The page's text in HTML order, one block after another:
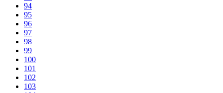
94
95
96
97
98
99
100
101
102
103